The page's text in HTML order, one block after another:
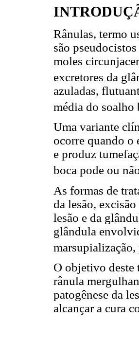
Rânulas, termo
são
moles
excretores da
azuladas,
média do soalho
Uma variante
ocorre quando o
e produz
boca pode ou
As formas de
da lesão,
lesão e da
glândula
marsupialização,
O objetivo deste
rânula
patogênese da
alcançar a cura